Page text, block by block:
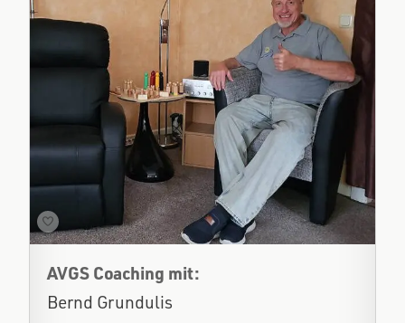
AVGS Coaching mit:
Bernd Grundulis